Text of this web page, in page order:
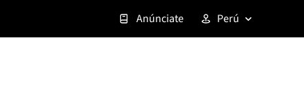
Anúnciate Perú